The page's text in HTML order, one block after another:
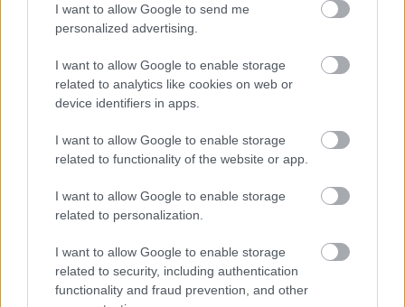
I want to allow Google to send me
personalized advertising.
I want to allow Google to enable storage
related to analytics like cookies on web or
device identifiers in apps.
I want to allow Google to enable storage
related to functionality of the website or app.
I want to allow Google to enable storage
related to personalization.
I want to allow Google to enable storage
related to security, including authentication
functionality and fraud prevention, and other
Tegnap lehoztuk, hogy szerintünk mi nemzetközi
szinten a TOP20 biciklis videóklip. Ám hiába a
korábbi facebook-os körkérdés meg a mi
gyűjtésünk, volt egy csomó, amire ma hívtátok fel a
figyelmünket. Most összeszedtük ezeket is, és
Nyerj Budapestes biciklis sapkát a
Serintől most!
2010. október 26.
Ha feljössz holnap délutánig a facebook oldalunkra,
és ott like-olod (nyomsz egy tetszik-et) az itt látható